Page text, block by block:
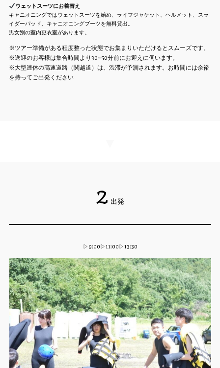
ウェットスーツにお着替え
キャニオニングではウェットスーツを始め、ライフジャケット、ヘルメット、スラ
イダーパッド、キャニオニングブーツを無料貸出。
男女別の室内更衣室があります。
※ツアー準備がある程度整った状態でお集まりいただけるとスムーズです。
※送迎のお客様は集合時間より30~50分前にお迎えに伺います。
※大型連休の高速道路（関越道）は、渋滞が予測されます。お時間には余裕
を持ってご出発ください
2 出発
▷9:00▷11:00▷13:30